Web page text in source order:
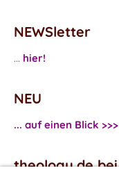
NEWSletter
... hier!
NEU
... auf einen Blick >>>
theology.de bei